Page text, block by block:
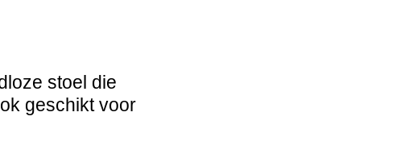
stoel die
geschikt voor